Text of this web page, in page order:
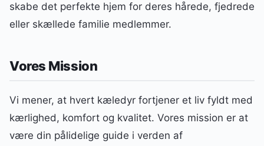
skabe det perfekte hjem for deres hårede, fjedrede
eller skællede familie medlemmer.
Vores Mission
Vi mener, at hvert kæledyr fortjener et liv fyldt med
kærlighed, komfort og kvalitet. Vores mission er at
være din pålidelige guide i verden af